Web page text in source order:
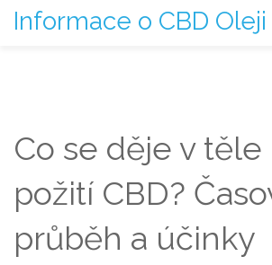
Informace o CBD Oleji
Co se děje v těle
požití CBD?
průběh a účinky